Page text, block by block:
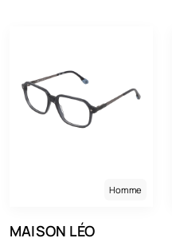
Homme
MAISON LÉO